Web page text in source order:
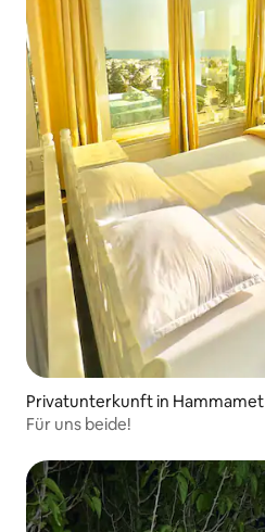
Privatunterkunft in Hammamet
Für uns beide!